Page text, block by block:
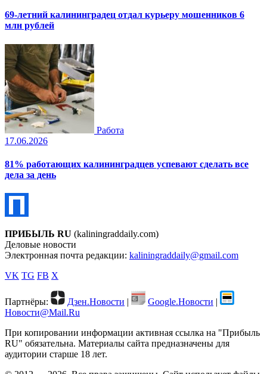
69-летний калининградец отдал курьеру мошенников 6
млн рублей
Работа
17.06.2026
81% работающих калининградцев успевают сделать все
дела за день
ПРИБЫЛЬ RU (kaliningraddaily.com)
Деловые новости
Электронная почта редакции: kaliningraddaily@gmail.com
VK TG FB X
Партнёры: Дзен.Новости | Google.Новости |
Новости@Mail.Ru
При копировании информации активная ссылка на "Прибыль
RU" обязательна. Материалы сайта предназначены для
аудитории старше 18 лет.